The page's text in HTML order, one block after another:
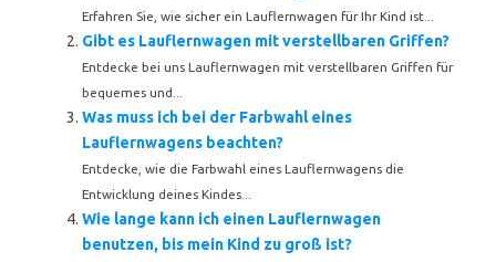
Erfahren Sie, wie sicher ein Lauflernwagen für Ihr Kind ist...
Gibt es Lauflernwagen mit verstellbaren Griffen?
Entdecke bei uns Lauflernwagen mit verstellbaren Griffen für
bequemes und...
Was muss ich bei der Farbwahl eines
Lauflernwagens beachten?
Entdecke, wie die Farbwahl eines Lauflernwagens die
Entwicklung deines Kindes...
Wie lange kann ich einen Lauflernwagen
benutzen, bis mein Kind zu groß ist?